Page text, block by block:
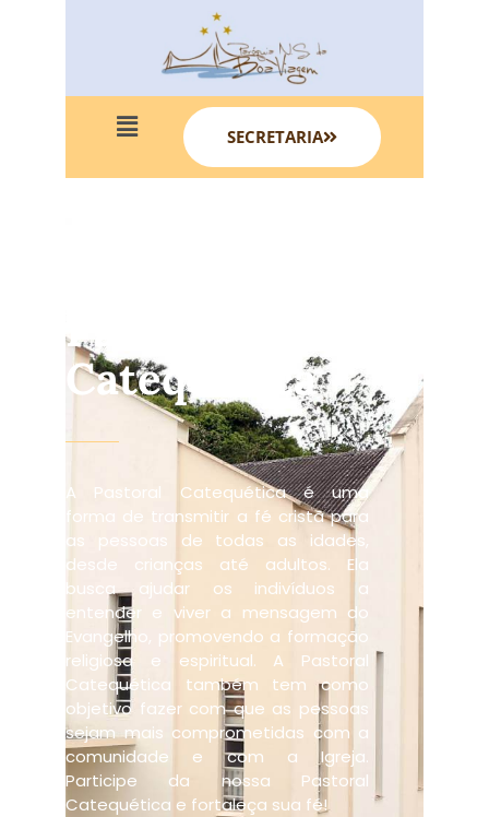
SECRETARIA
Pastoral
Catequética
A Pastoral Catequética é uma
forma de transmitir a fé cristã para
as pessoas de todas as idades,
desde crianças até adultos. Ela
busca ajudar os indivíduos a
entender e viver a mensagem do
Evangelho, promovendo a formação
religiosa e espiritual. A Pastoral
Catequética também tem como
objetivo fazer com que as pessoas
sejam mais comprometidas com a
comunidade e com a Igreja.
Participe da nossa Pastoral
Catequética e fortaleça sua fé!